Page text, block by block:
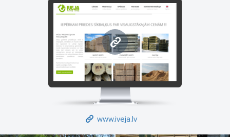
www.iveja.lv
www.iveja.lv